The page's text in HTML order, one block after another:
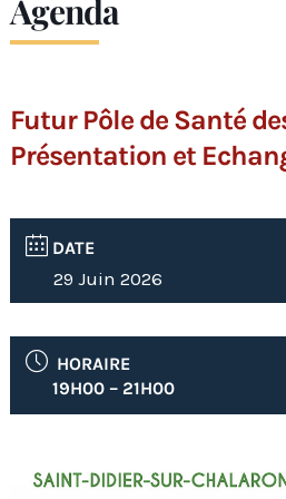
Agenda
Futur Pôle de Santé
Présentation et
DATE
29 Juin 2026
HORAIRE
19H00 – 21H00